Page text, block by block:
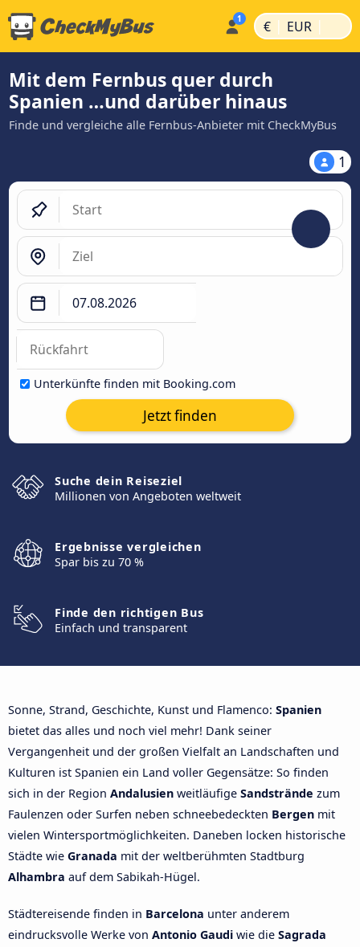
€ | EUR |
Mit dem Fernbus quer durch
Spanien …und darüber hinaus
Finde und vergleiche alle Fernbus-Anbieter mit CheckMyBus
1
Unterkünfte finden mit Booking.com
Jetzt finden
Suche dein Reiseziel
Millionen von Angeboten weltweit
Ergebnisse vergleichen
Spar bis zu 70 %
Finde den richtigen Bus
Einfach und transparent
Sonne, Strand, Geschichte, Kunst und Flamenco: Spanien
bietet das alles und noch viel mehr! Dank seiner
Vergangenheit und der großen Vielfalt an Landschaften und
Kulturen ist Spanien ein Land voller Gegensätze: So finden
sich in der Region Andalusien weitläufige Sandstrände zum
Faulenzen oder Surfen neben schneebedeckten Bergen mit
vielen Wintersportmöglichkeiten. Daneben locken historische
Städte wie Granada mit der weltberühmten Stadtburg
Alhambra auf dem Sabikah-Hügel.
Städtereisende finden in Barcelona unter anderem
eindrucksvolle Werke von Antonio Gaudi wie die Sagrada